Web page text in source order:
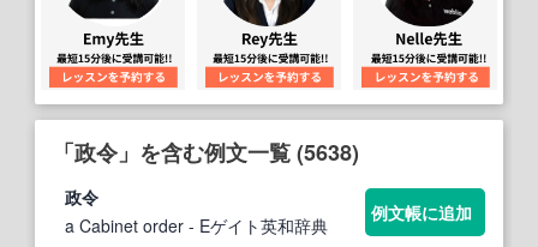
「政令」を含む例文一覧 (5638)
政令
a Cabinet order - Eゲイト英和辞典
例文帳に追加